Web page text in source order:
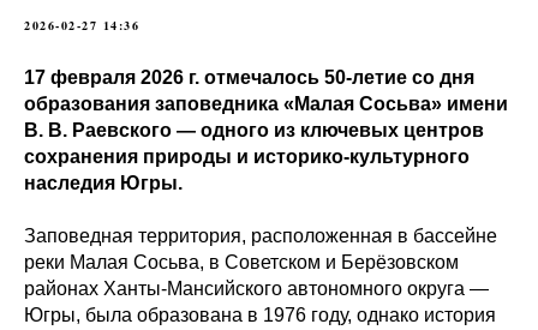
2026-02-27 14:36
17 февраля 2026 г. отмечалось 50-летие со дня
образования заповедника «Малая Сосьва» имени
В. В. Раевского — одного из ключевых центров
сохранения природы и историко-культурного
наследия Югры.
Заповедная территория, расположенная в бассейне
реки Малая Сосьва, в Советском и Берёзовском
районах Ханты-Мансийского автономного округа —
Югры, была образована в 1976 году, однако история